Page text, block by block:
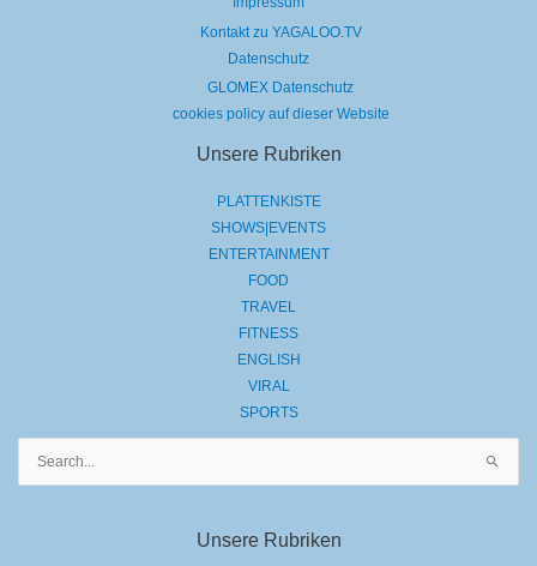
Kontakt zu YAGALOO.TV
Datenschutz
GLOMEX Datenschutz
cookies policy auf dieser Website
Unsere Rubriken
PLATTENKISTE
SHOWS|EVENTS
ENTERTAINMENT
FOOD
TRAVEL
FITNESS
ENGLISH
VIRAL
SPORTS
Unsere Rubriken